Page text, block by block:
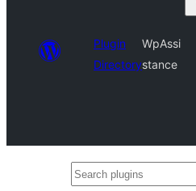
Plugin
Directory
WpAssi
stance
Search